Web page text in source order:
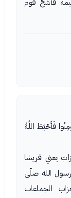
فأشحّ قوم
فَأَحْبَطَ اللَّهُ
يعني قريشا
رسول الله صلّى
الجماعات